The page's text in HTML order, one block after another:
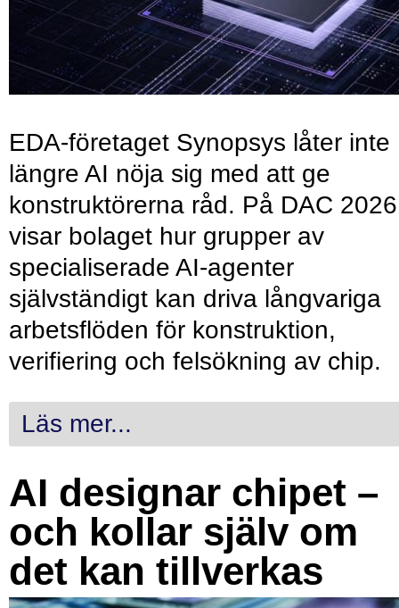
EDA-företaget Synopsys låter inte
längre AI nöja sig med att ge
konstruktörerna råd. På DAC 2026
visar bolaget hur grupper av
specialiserade AI-agenter
självständigt kan driva långvariga
arbetsflöden för konstruktion,
verifiering och felsökning av chip.
Läs mer...
AI designar chipet –
och kollar själv om
det kan tillverkas